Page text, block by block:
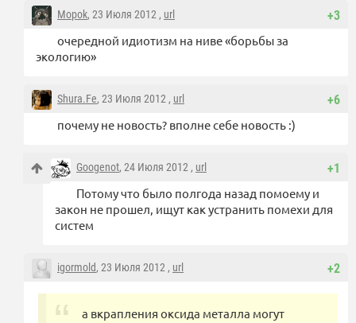
+3
Mopok, 23 Июля 2012 , url
очередной идиотизм на ниве «борьбы за
экологию»
+6
Shura.Fe, 23 Июля 2012 , url
почему не новость? вполне себе новость :)
+1
Googenot, 24 Июля 2012 , url
Потому что было полгода назад помоему и
закон не прошел, ищут как устранить помехи для
систем
+2
igormold, 23 Июля 2012 , url
а вкрапления оксида металла могут